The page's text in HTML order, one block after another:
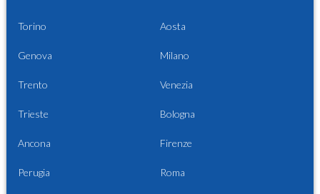
Torino Aosta
Genova Milano
Trento Venezia
Trieste Bologna
Ancona Firenze
Perugia Roma